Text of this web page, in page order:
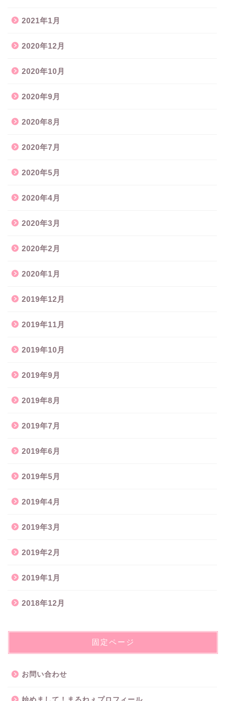
2021年1月
2020年12月
2020年10月
2020年9月
2020年8月
2020年7月
2020年5月
2020年4月
2020年3月
2020年2月
2020年1月
2019年12月
2019年11月
2019年10月
2019年9月
2019年8月
2019年7月
2019年6月
2019年5月
2019年4月
2019年3月
2019年2月
2019年1月
2018年12月
固定ページ
お問い合わせ